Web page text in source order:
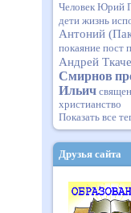
Человек Юрий
дети жизнь
Антоний
покаяние пост
Андрей
Смирнов
Ильич
христианство
Показать все
Друзья сайта